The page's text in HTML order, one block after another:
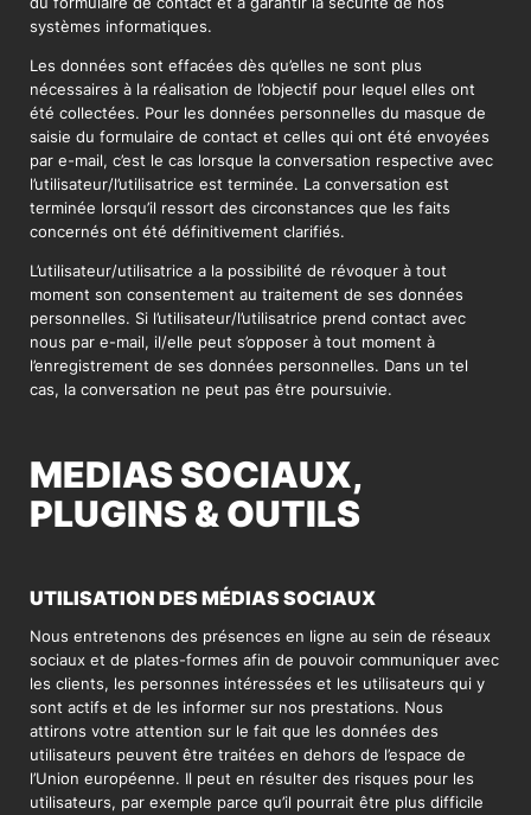
systèmes informatiques.
Les données sont effacées dès qu’elles ne sont plus
nécessaires à la réalisation de l’objectif pour lequel elles ont
été collectées. Pour les données personnelles du masque de
saisie du formulaire de contact et celles qui ont été envoyées
par e-mail, c’est le cas lorsque la conversation respective avec
l’utilisateur/l’utilisatrice est terminée. La conversation est
terminée lorsqu’il ressort des circonstances que les faits
concernés ont été définitivement clarifiés.
L’utilisateur/utilisatrice a la possibilité de révoquer à tout
moment son consentement au traitement de ses données
personnelles. Si l’utilisateur/l’utilisatrice prend contact avec
nous par e-mail, il/elle peut s’opposer à tout moment à
l’enregistrement de ses données personnelles. Dans un tel
cas, la conversation ne peut pas être poursuivie.
MEDIAS SOCIAUX,
PLUGINS & OUTILS
UTILISATION DES MÉDIAS SOCIAUX
Nous entretenons des présences en ligne au sein de réseaux
sociaux et de plates-formes afin de pouvoir communiquer avec
les clients, les personnes intéressées et les utilisateurs qui y
sont actifs et de les informer sur nos prestations. Nous
attirons votre attention sur le fait que les données des
utilisateurs peuvent être traitées en dehors de l’espace de
l’Union européenne. Il peut en résulter des risques pour les
utilisateurs, par exemple parce qu’il pourrait être plus difficile